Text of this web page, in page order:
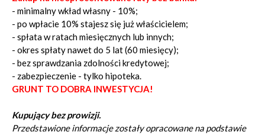
- minimalny wkład własny - 10%;
- po wpłacie 10% stajesz się już właścicielem;
- spłata w ratach miesięcznych lub innych;
- okres spłaty nawet do 5 lat (60 miesięcy);
- bez sprawdzania zdolności kredytowej;
- zabezpieczenie - tylko hipoteka.
GRUNT TO DOBRA INWESTYCJA!
Kupujący bez prowizji.
Przedstawione informacje zostały opracowane na podstawie